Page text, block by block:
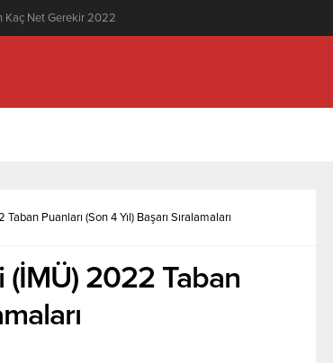
Kaç Net Gerekir 2022
Puanları (Son 4 Yıl) Başarı Sıralamaları
2022 Taban